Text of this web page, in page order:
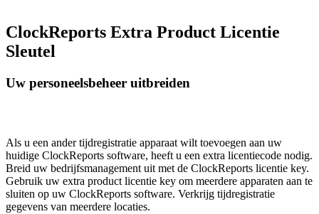
ClockReports Extra Product Licentie
Sleutel
Uw personeelsbeheer uitbreiden
Als u een ander tijdregistratie apparaat wilt toevoegen aan uw
huidige ClockReports software, heeft u een extra licentiecode nodig.
Breid uw bedrijfsmanagement uit met de ClockReports licentie key.
Gebruik uw extra product licentie key om meerdere apparaten aan te
sluiten op uw ClockReports software. Verkrijg tijdregistratie
gegevens van meerdere locaties.